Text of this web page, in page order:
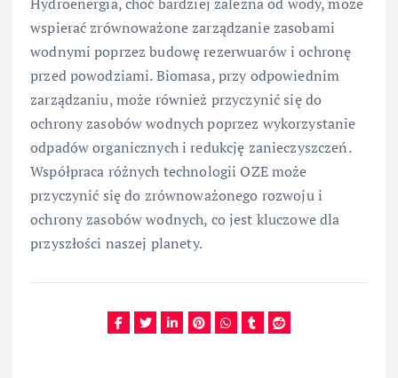
wspierać zrównoważone zarządzanie zasobami
wodnymi poprzez budowę rezerwuarów i ochronę
przed powodziami. Biomasa, przy odpowiednim
zarządzaniu, może również przyczynić się do
ochrony zasobów wodnych poprzez wykorzystanie
odpadów organicznych i redukcję zanieczyszczeń.
Współpraca różnych technologii OZE może
przyczynić się do zrównoważonego rozwoju i
ochrony zasobów wodnych, co jest kluczowe dla
przyszłości naszej planety.